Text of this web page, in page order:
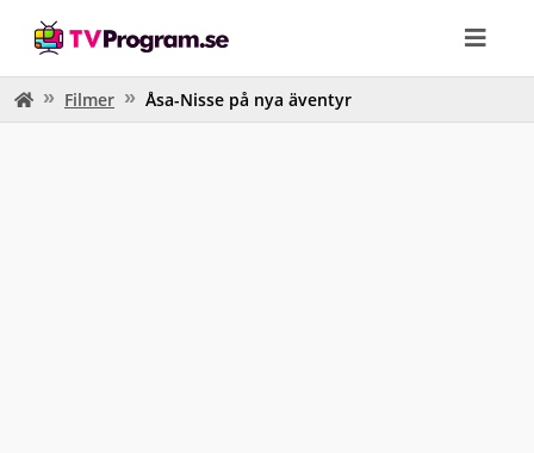
Filmer Åsa-Nisse på nya äventyr